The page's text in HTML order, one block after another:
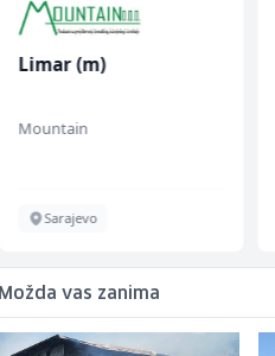
Limar (m)
Mountain
Sarajevo
Možda vas zanima